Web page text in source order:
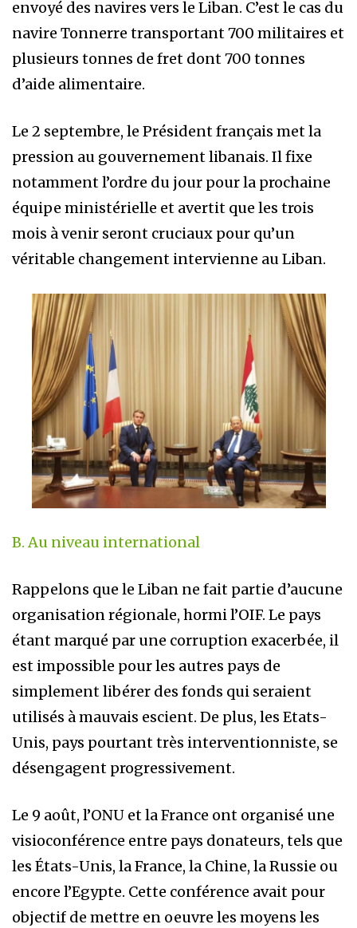
envoyé des navires vers le Liban. C’est le cas du
navire Tonnerre transportant 700 militaires et
plusieurs tonnes de fret dont 700 tonnes
d’aide alimentaire.
Le 2 septembre, le Président français met la
pression au gouvernement libanais. Il fixe
notamment l’ordre du jour pour la prochaine
équipe ministérielle et avertit que les trois
mois à venir seront cruciaux pour qu’un
véritable changement intervienne au Liban.
B. Au niveau international
Rappelons que le Liban ne fait partie d’aucune
organisation régionale, hormi l’OIF. Le pays
étant marqué par une corruption exacerbée, il
est impossible pour les autres pays de
simplement libérer des fonds qui seraient
utilisés à mauvais escient. De plus, les Etats-
Unis, pays pourtant très interventionniste, se
désengagent progressivement.
Le 9 août, l’ONU et la France ont organisé une
visioconférence entre pays donateurs, tels que
les États-Unis, la France, la Chine, la Russie ou
encore l’Egypte. Cette conférence avait pour
objectif de mettre en oeuvre les moyens les